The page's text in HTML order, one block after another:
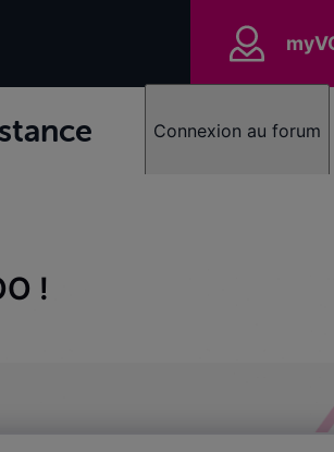
Connexion au forum
!